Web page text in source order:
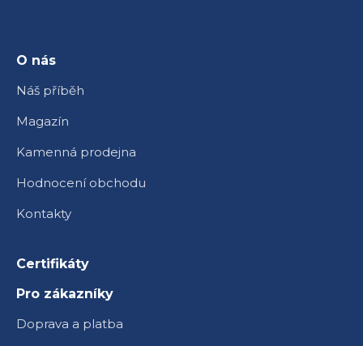
O nás
Náš příběh
Magazín
Kamenná prodejna
Hodnocení obchodu
Kontakty
Certifikáty
Pro zákazníky
Doprava a platba